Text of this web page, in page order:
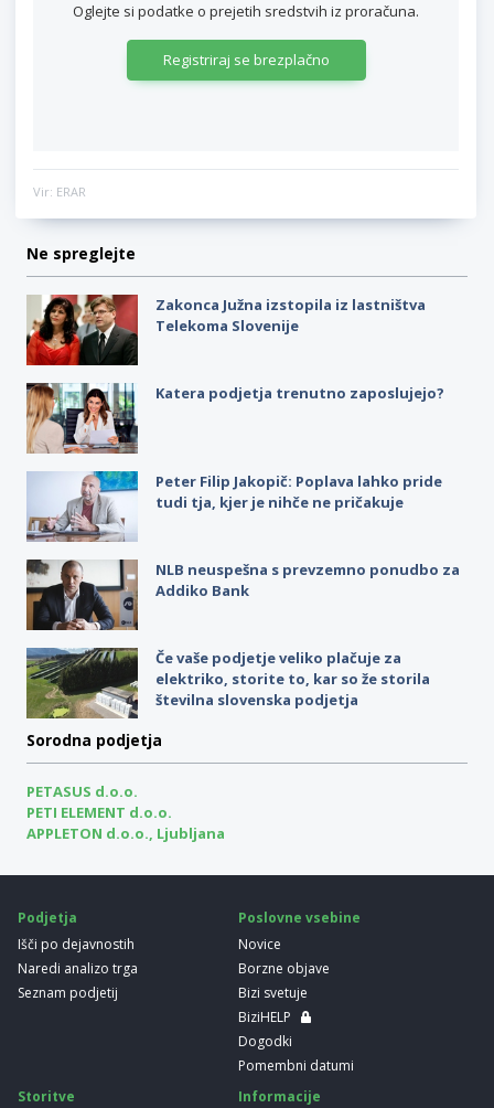
Oglejte si podatke o prejetih sredstvih iz proračuna.
Registriraj se brezplačno
Vir: ERAR
Ne spreglejte
Zakonca Južna izstopila iz lastništva
Telekoma Slovenije
Katera podjetja trenutno zaposlujejo?
Peter Filip Jakopič: Poplava lahko pride
tudi tja, kjer je nihče ne pričakuje
NLB neuspešna s prevzemno ponudbo za
Addiko Bank
Če vaše podjetje veliko plačuje za
elektriko, storite to, kar so že storila
številna slovenska podjetja
Sorodna podjetja
PETASUS d.o.o.
PETI ELEMENT d.o.o.
APPLETON d.o.o., Ljubljana
Podjetja
Išči po dejavnostih
Naredi analizo trga
Seznam podjetij
Poslovne vsebine
Novice
Borzne objave
Bizi svetuje
BiziHELP
Dogodki
Pomembni datumi
Storitve
Informacije